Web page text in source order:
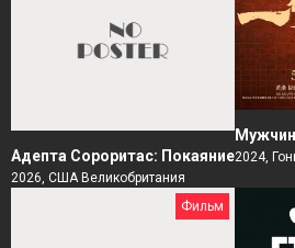
Адепта Сороритас: Покаяние
2026, США Великобритания
2024,
Фильм